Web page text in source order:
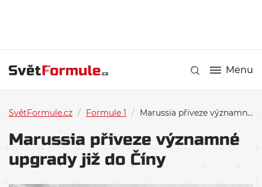
Menu
SvětFormule.cz / Formule 1 / Marussia přiveze významné upgrady již do Číny
Marussia přiveze významné
upgrady již do Číny